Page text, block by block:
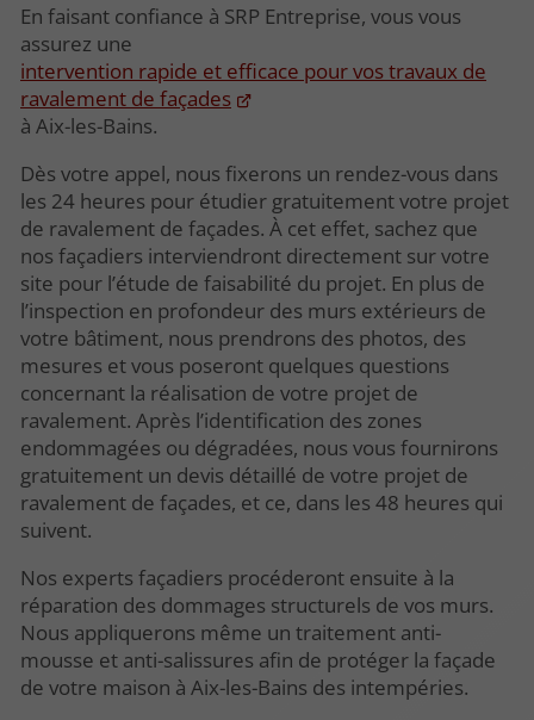
En faisant confiance à SRP Entreprise, vous vous
assurez une
intervention rapide et efficace pour vos travaux de
ravalement de façades
à Aix-les-Bains.
Dès votre appel, nous fixerons un rendez-vous dans
les 24 heures pour étudier gratuitement votre projet
de ravalement de façades. À cet effet, sachez que
nos façadiers interviendront directement sur votre
site pour l’étude de faisabilité du projet. En plus de
l’inspection en profondeur des murs extérieurs de
votre bâtiment, nous prendrons des photos, des
mesures et vous poseront quelques questions
concernant la réalisation de votre projet de
ravalement. Après l’identification des zones
endommagées ou dégradées, nous vous fournirons
gratuitement un devis détaillé de votre projet de
ravalement de façades, et ce, dans les 48 heures qui
suivent.
Nos experts façadiers procéderont ensuite à la
réparation des dommages structurels de vos murs.
Nous appliquerons même un traitement anti-
mousse et anti-salissures afin de protéger la façade
de votre maison à Aix-les-Bains des intempéries.